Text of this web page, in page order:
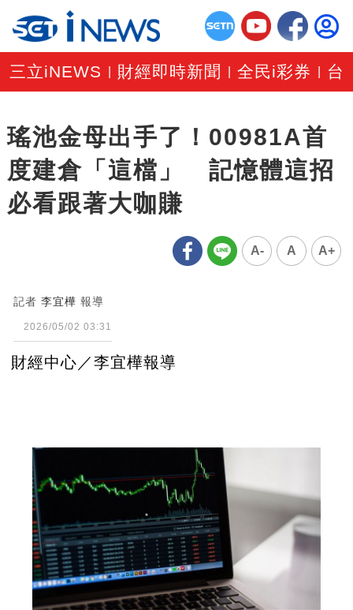
三立iNEWS 財經即時新聞 |全民i彩券 台
瑤池金母出手了！00981A首
度建倉「這檔」 記憶體這招
必看跟著大咖賺
A- A A+
記者 李宜樺 報導
2026/05/02 03:31
財經中心／李宜樺報導